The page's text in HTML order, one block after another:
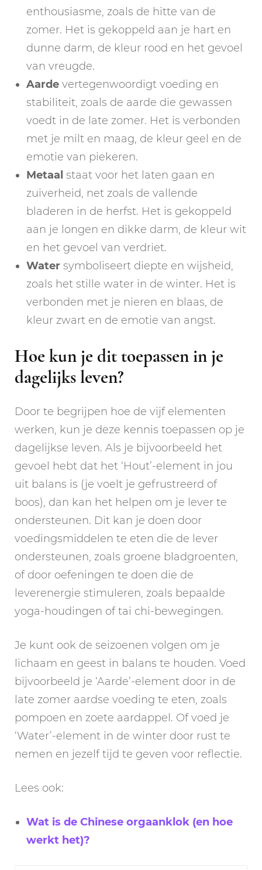
enthousiasme, zoals de hitte van de
zomer. Het is gekoppeld aan je hart en
dunne darm, de kleur rood en het gevoel
van vreugde.
Aarde vertegenwoordigt voeding en
stabiliteit, zoals de aarde die gewassen
voedt in de late zomer. Het is verbonden
met je milt en maag, de kleur geel en de
emotie van piekeren.
Metaal staat voor het laten gaan en
zuiverheid, net zoals de vallende
bladeren in de herfst. Het is gekoppeld
aan je longen en dikke darm, de kleur wit
en het gevoel van verdriet.
Water symboliseert diepte en wijsheid,
zoals het stille water in de winter. Het is
verbonden met je nieren en blaas, de
kleur zwart en de emotie van angst.
Hoe kun je dit toepassen in je
dagelijks leven?
Door te begrijpen hoe de vijf elementen
werken, kun je deze kennis toepassen op je
dagelijkse leven. Als je bijvoorbeeld het
gevoel hebt dat het ‘Hout’-element in jou
uit balans is (je voelt je gefrustreerd of
boos), dan kan het helpen om je lever te
ondersteunen. Dit kan je doen door
voedingsmiddelen te eten die de lever
ondersteunen, zoals groene bladgroenten,
of door oefeningen te doen die de
leverenergie stimuleren, zoals bepaalde
yoga-houdingen of tai chi-bewegingen.
Je kunt ook de seizoenen volgen om je
lichaam en geest in balans te houden. Voed
bijvoorbeeld je ‘Aarde’-element door in de
late zomer aardse voeding te eten, zoals
pompoen en zoete aardappel. Of voed je
‘Water’-element in de winter door rust te
nemen en jezelf tijd te geven voor reflectie.
Lees ook:
Wat is de Chinese orgaanklok (en hoe
werkt het)?